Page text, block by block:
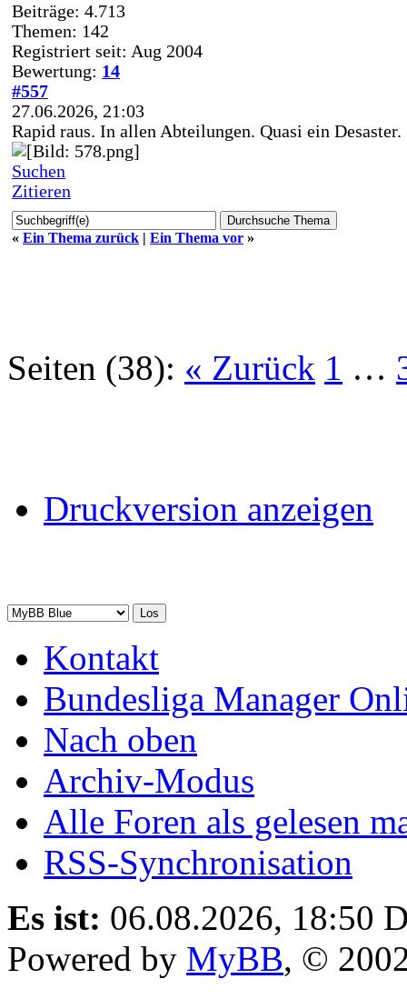
Beiträge: 4.713
Themen: 142
Registriert seit: Aug 2004
Bewertung: 14
#557
27.06.2026, 21:03
Rapid raus. In allen Abteilungen. Quasi ein Desaster.
Suchen
Zitieren
« Ein Thema zurück | Ein Thema vor »
Seiten (38): « Zurück 1 …
Druckversion anzeigen
Kontakt
Bundesliga Manager
Nach oben
Archiv-Modus
Alle Foren als gelesen
RSS-Synchronisation
Es ist: 06.08.2026, 18:50
Powered by MyBB, ©